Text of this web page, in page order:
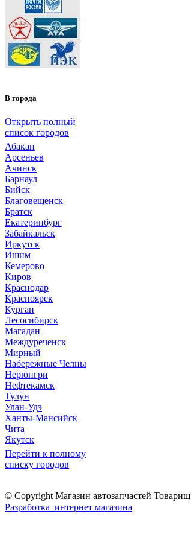
В города
Открыть полный
список городов
Абакан
Арсеньев
Ачинск
Барнаул
Бийск
Благовещенск
Братск
Екатеринбург
Забайкальск
Иркутск
Ишим
Кемерово
Киров
Краснодар
Красноярск
Курган
Лесосибирск
Магадан
Междуреченск
Мирный
Набережные Челны
Нерюнгри
Нефтекамск
Тулун
Улан-Удэ
Ханты-Мансийск
Чита
Якутск
Перейти к полному
списку городов
© Copyright Магазин автозапчастей Товарищ
Разработка интернет магазина